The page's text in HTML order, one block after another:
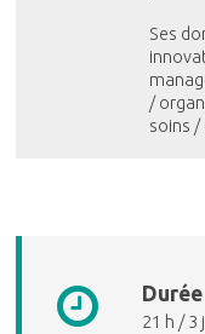
Ses
/
soins /
Durée
21 h / 3